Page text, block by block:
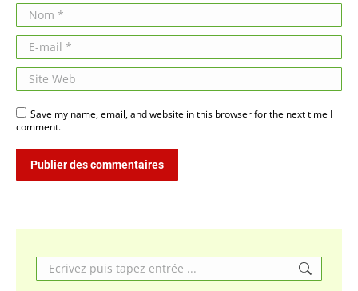
Nom *
E-mail *
Site Web
Save my name, email, and website in this browser for the next time I
comment.
Publier des commentaires
Search: